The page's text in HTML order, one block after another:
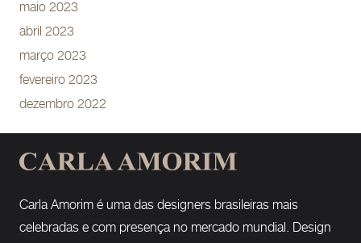
maio 2023
abril 2023
março 2023
fevereiro 2023
dezembro 2022
Carla Amorim é uma das designers brasileiras mais
celebradas e com presença no mercado mundial. Design